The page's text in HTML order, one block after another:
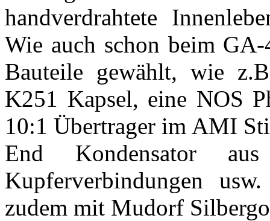
handverdrahtete
Wie auch schon beim
Bauteile gewählt, wie
K251 Kapsel, eine NOS
10:1 Übertrager im AMI
End Kondensator
Kupferverbindungen
zudem mit Mudorf